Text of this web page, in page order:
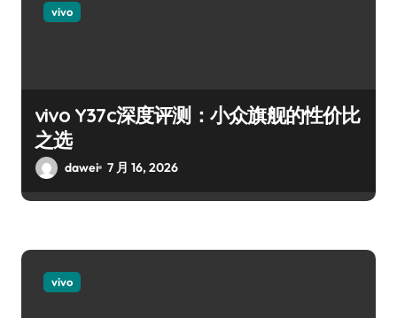
vivo
vivo Y37c深度评测：小众旗舰的性价比
之选
dawei 7 月 16, 2026
vivo